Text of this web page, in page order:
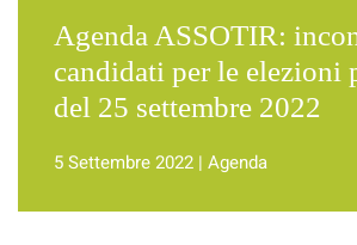
Agenda ASSOTIR:
candidati per le elezioni
del 25 settembre 2022
5 Settembre 2022 | Agenda